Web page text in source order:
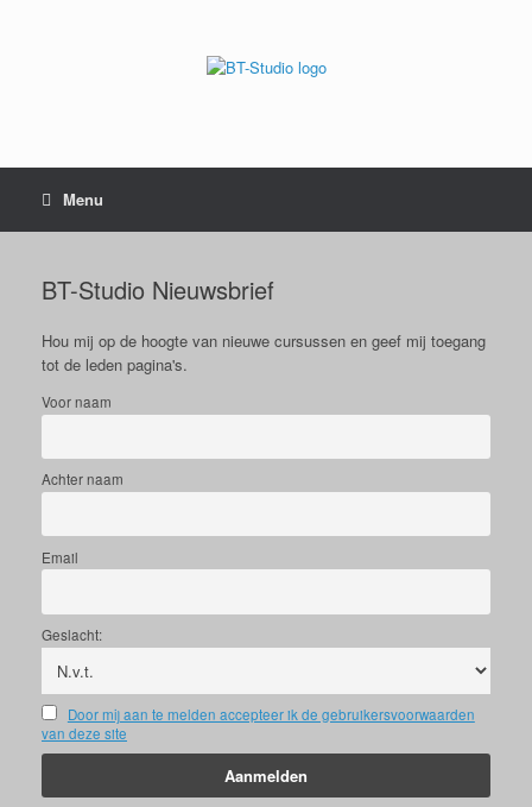
Menu
BT-Studio Nieuwsbrief
Hou mij op de hoogte van nieuwe cursussen en geef mij toegang
tot de leden pagina's.
Voor naam
Achter naam
Email
Geslacht:
Door mij aan te melden accepteer ik de gebruikersvoorwaarden
van deze site